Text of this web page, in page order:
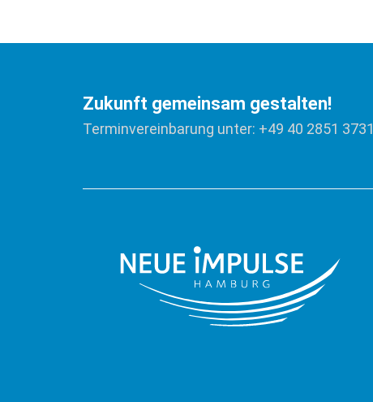
Zukunft gemeinsam gestalten!
Terminvereinbarung unter: +49 40 2851 3731